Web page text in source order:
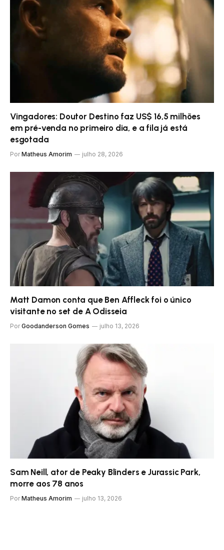
Vingadores: Doutor Destino faz US$ 16,5 milhões
em pré-venda no primeiro dia, e a fila já está
esgotada
Por Matheus Amorim julho 28, 2026
Matt Damon conta que Ben Affleck foi o único
visitante no set de A Odisseia
Por Goodanderson Gomes julho 13, 2026
Sam Neill, ator de Peaky Blinders e Jurassic Park,
morre aos 78 anos
Por Matheus Amorim julho 13, 2026